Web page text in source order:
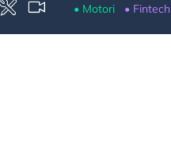
• Motori • Fintech